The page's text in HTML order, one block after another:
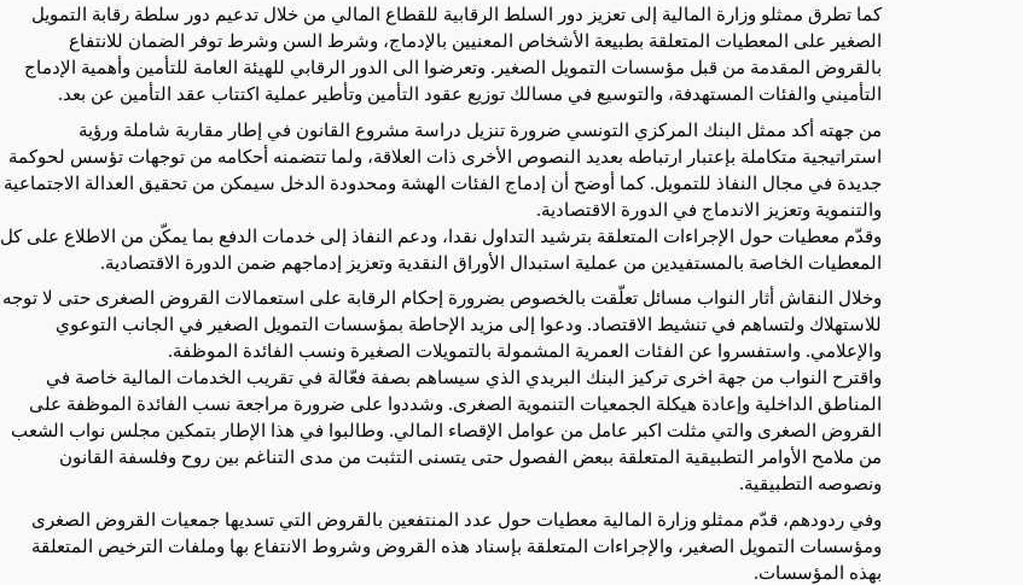
كما تطرق ممثلو وزارة المالية إلى تعزيز دور السلط الرقابية للقطاع المالي من خلال تدعيم دور سلطة رقابة التمويل
الصغير على المعطيات المتعلقة بطبيعة الأشخاص المعنيين بالإدماج، وشرط السن وشرط توفر الضمان للانتفاع
بالقروض المقدمة من قبل مؤسسات التمويل الصغير. وتعرضوا الى الدور الرقابي للهيئة العامة للتأمين وأهمية الإدماج
التأميني والفئات المستهدفة، والتوسيع في مسالك توزيع عقود التأمين وتأطير عملية اكتتاب عقد التأمين عن بعد.
من جهته أكد ممثل البنك المركزي التونسي ضرورة تنزيل دراسة مشروع القانون في إطار مقاربة شاملة ورؤية
استراتيجية متكاملة بإعتبار ارتباطه بعديد النصوص الأخرى ذات العلاقة، ولما تتضمنه أحكامه من توجهات تؤسس لحوكمة
جديدة في مجال النفاذ للتمويل. كما أوضح أن إدماج الفئات الهشة ومحدودة الدخل سيمكن من تحقيق العدالة الاجتماعية
والتنموية وتعزيز الاندماج في الدورة الاقتصادية.
وقدّم معطيات حول الإجراءات المتعلقة بترشيد التداول نقدا، ودعم النفاذ إلى خدمات الدفع بما يمكّن من الاطلاع على كل
المعطيات الخاصة بالمستفيدين من عملية استبدال الأوراق النقدية وتعزيز إدماجهم ضمن الدورة الاقتصادية.
وخلال النقاش أثار النواب مسائل تعلّقت بالخصوص بضرورة إحكام الرقابة على استعمالات القروض الصغرى حتى لا توجه
للاستهلاك ولتساهم في تنشيط الاقتصاد. ودعوا إلى مزيد الإحاطة بمؤسسات التمويل الصغير في الجانب التوعوي
والإعلامي. واستفسروا عن الفئات العمرية المشمولة بالتمويلات الصغيرة ونسب الفائدة الموظفة.
واقترح النواب من جهة اخرى تركيز البنك البريدي الذي سيساهم بصفة فعّالة في تقريب الخدمات المالية خاصة في
المناطق الداخلية وإعادة هيكلة الجمعيات التنموية الصغرى. وشددوا على ضرورة مراجعة نسب الفائدة الموظفة على
القروض الصغرى والتي مثلت اكبر عامل من عوامل الإقصاء المالي. وطالبوا في هذا الإطار بتمكين مجلس نواب الشعب
من ملامح الأوامر التطبيقية المتعلقة ببعض الفصول حتى يتسنى التثبت من مدى التناغم بين روح وفلسفة القانون
ونصوصه التطبيقية.
وفي ردودهم، قدّم ممثلو وزارة المالية معطيات حول عدد المنتفعين بالقروض التي تسديها جمعيات القروض الصغرى
ومؤسسات التمويل الصغير، والإجراءات المتعلقة بإسناد هذه القروض وشروط الانتفاع بها وملفات الترخيص المتعلقة
بهذه المؤسسات.